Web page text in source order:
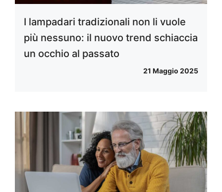
I lampadari tradizionali non li vuole
più nessuno: il nuovo trend schiaccia
un occhio al passato
21 Maggio 2025